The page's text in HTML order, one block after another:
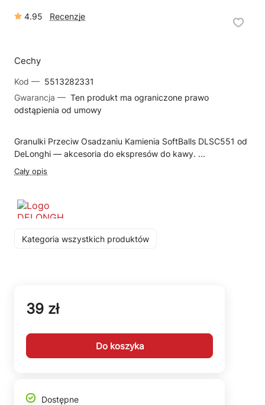
4.95 Recenzje
Cechy
Kod — 5513282331
Gwarancja — Ten produkt ma ograniczone prawo
odstąpienia od umowy
Granulki Przeciw Osadzaniu Kamienia SoftBalls DLSC551 od
DeLonghi — akcesoria do ekspresów do kawy. ...
Cały opis
Kategoria wszystkich produktów
39 zł
Do koszyka
Dostępne